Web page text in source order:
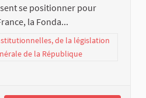
se positionner pour
la Fonda...
de la législation
de la République